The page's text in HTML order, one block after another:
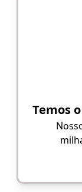
Temos